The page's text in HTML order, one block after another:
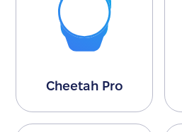
Cheetah Pro